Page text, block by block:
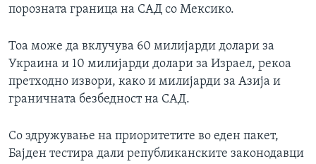
порозната граница на САД со Мексико.
Тоа може да вклучува 60 милијарди долари за
Украина и 10 милијарди долари за Израел, рекоа
претходно извори, како и милијарди за Азија и
граничната безбедност на САД.
Со здружување на приоритетите во еден пакет,
Бајден тестира дали републиканските законодавци